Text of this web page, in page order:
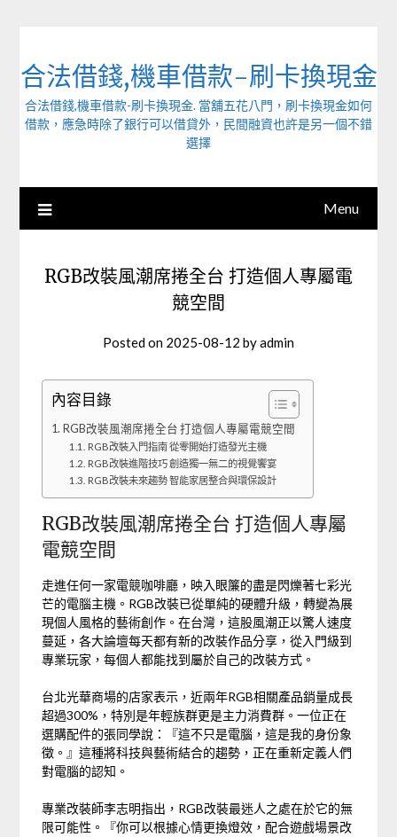
合法借錢,機車借款-刷卡換現金
合法借錢,機車借款-刷卡換現金. 當舖五花八門，刷卡換現金如何
借款，應急時除了銀行可以借貸外，民間融資也許是另一個不錯
選擇
Menu
RGB改裝風潮席捲全台 打造個人專屬電
競空間
Posted on 2025-08-12 byadmin
內容目錄
RGB改裝風潮席捲全台 打造個人專屬電競空間
RGB改裝入門指南 從零開始打造發光主機
RGB改裝進階技巧 創造獨一無二的視覺饗宴
RGB改裝未來趨勢 智能家居整合與環保設計
RGB改裝風潮席捲全台 打造個人專屬
電競空間
走進任何一家電競咖啡廳，映入眼簾的盡是閃爍著七彩光
芒的電腦主機。RGB改裝已從單純的硬體升級，轉變為展
現個人風格的藝術創作。在台灣，這股風潮正以驚人速度
蔓延，各大論壇每天都有新的改裝作品分享，從入門級到
專業玩家，每個人都能找到屬於自己的改裝方式。
台北光華商場的店家表示，近兩年RGB相關產品銷量成長
超過300%，特別是年輕族群更是主力消費群。一位正在
選購配件的張同學說：『這不只是電腦，這是我的身份象
徵。』這種將科技與藝術結合的趨勢，正在重新定義人們
對電腦的認知。
專業改裝師李志明指出，RGB改裝最迷人之處在於它的無
限可能性。『你可以根據心情更換燈效，配合遊戲場景改